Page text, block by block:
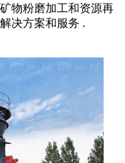
物粉磨加工和资源再
决方案和服务 .